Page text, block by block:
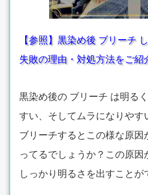
【参照】黒染め後 ブリーチ
失敗の理由・対処方法をご紹
黒染め後の ブリーチ は明る
すい、そしてムラになりやす
ブリーチするとこの様な原因
ってるでしょうか？この原因
しっかり明るさを出すこと